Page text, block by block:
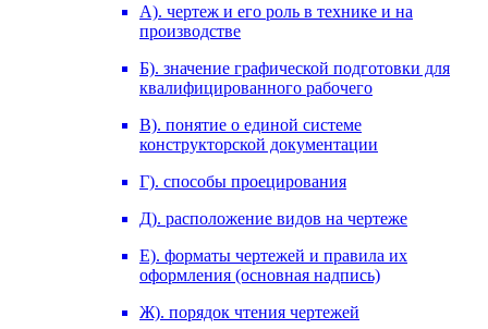
А). чертеж и его роль в технике и на
производстве
Б). значение графической подготовки для
квалифицированного рабочего
В). понятие о единой системе
конструкторской документации
Г). способы проецирования
Д). расположение видов на чертеже
Е). форматы чертежей и правила их
оформления (основная надпись)
Ж). порядок чтения чертежей